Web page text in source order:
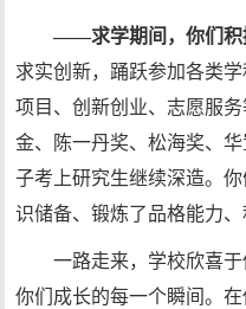
——求学期间，你们积
求实创新，踊跃参加各类
项目、创新创业、志愿服
金、陈一丹奖、松海奖、
子考上研究生继续深造。
识储备、锻炼了品格能力、
一路走来，学校欣喜
你们成长的每一个瞬间。